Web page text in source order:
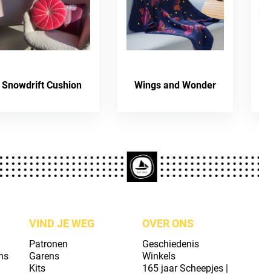
Snowdrift Cushion Wings and Wonder
VIND JE WEG
Patronen
Garens
Kits
OVER ONS
Geschiedenis
Winkels
165 jaar Scheepjes |